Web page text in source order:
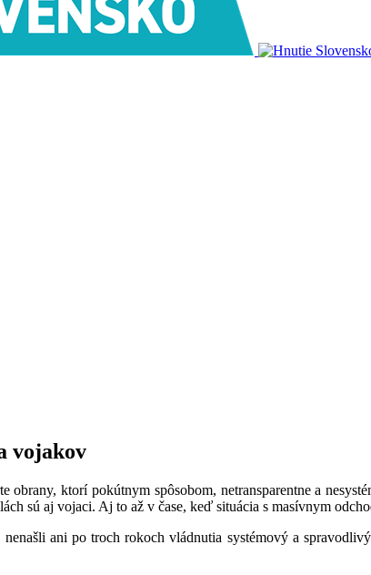
vojakov
obrany, ktorí pokútnym spôsobom, netransparentne a
sú aj vojaci. Aj to až v čase, keď situácia s masívnym
ani po troch rokoch vládnutia systémový a